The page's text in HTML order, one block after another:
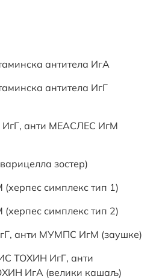
антитела ИгА
антитела ИгГ
анти МЕАСЛЕС ИгМ
зостер)
симплекс тип 1)
симплекс тип 2)
анти МУМПС ИгМ (заушке)
ТОXИН ИгГ, анти
ИгА (велики кашаљ)